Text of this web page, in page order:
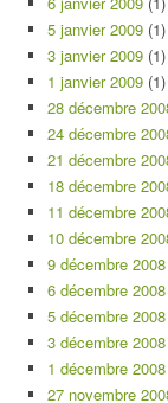
5 janvier 2009 (1)
3 janvier 2009 (1)
1 janvier 2009 (1)
28 décembre
24 décembre
21 décembre
18 décembre
11 décembre
10 décembre
9 décembre 2008
6 décembre 2008
5 décembre 2008
3 décembre 2008
1 décembre 2008
27 novembre